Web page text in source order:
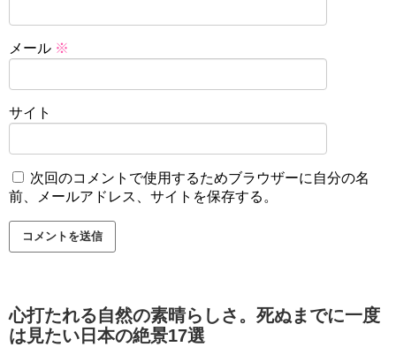
メール ※
サイト
次回のコメントで使用するためブラウザーに自分の名
前、メールアドレス、サイトを保存する。
心打たれる自然の素晴らしさ。死ぬまでに一度
は見たい日本の絶景17選